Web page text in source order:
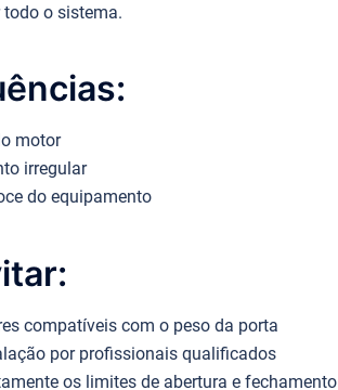
o sistema.
motor
irregular
do equipamento
compatíveis com o peso da porta
por profissionais qualificados
os limites de abertura e fechamento